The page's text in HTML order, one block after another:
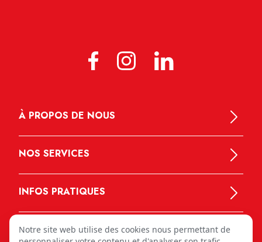
À PROPOS DE NOUS
NOS SERVICES
INFOS PRATIQUES
Notre site web utilise des cookies nous permettant de